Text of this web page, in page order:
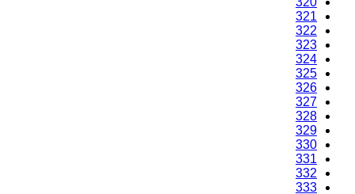
321
322
323
324
325
326
327
328
329
330
331
332
333